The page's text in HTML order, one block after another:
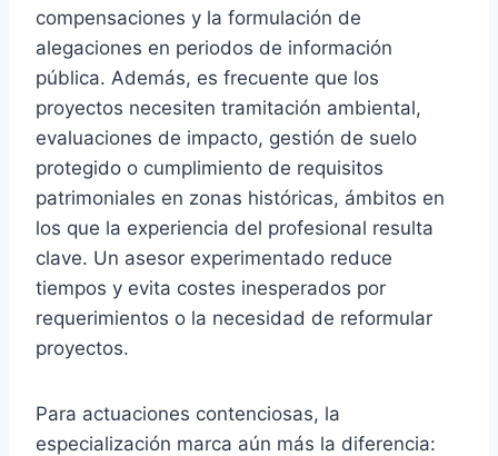
compensaciones y la formulación de
alegaciones en periodos de información
pública. Además, es frecuente que los
proyectos necesiten tramitación ambiental,
evaluaciones de impacto, gestión de suelo
protegido o cumplimiento de requisitos
patrimoniales en zonas históricas, ámbitos en
los que la experiencia del profesional resulta
clave. Un asesor experimentado reduce
tiempos y evita costes inesperados por
requerimientos o la necesidad de reformular
proyectos.
Para actuaciones contenciosas, la
especialización marca aún más la diferencia: